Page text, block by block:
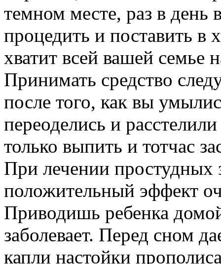
темном месте, раз в день
процедить и поставить в
хватит всей вашей семье
Принимать средство
после того, как вы
переоделись и
только выпить и тотчас
При лечении простудных
положительный эффект
Приводишь ребенка
заболевает. Перед сном
капли настойки